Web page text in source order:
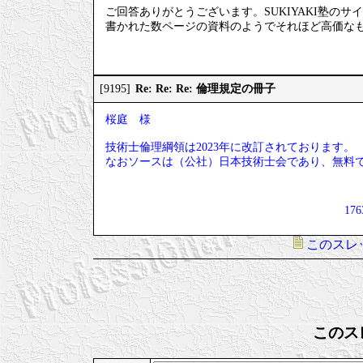
ご回答ありがとうございます。SUKIYAKI塾のサ
書かれた数ページの資料のようでそれほど高価な
[9195] Re: Re: Re: 倫理規定の冊子
桜庭 様
技術士倫理綱領は2023年に改訂されております。
なおソースは（公社）日本技術士会であり、無料
このスレ
このス